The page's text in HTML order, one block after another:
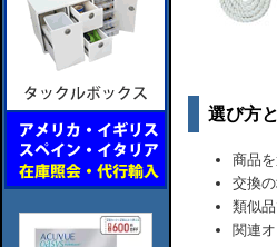
選び方
商品
交換
類似
関連